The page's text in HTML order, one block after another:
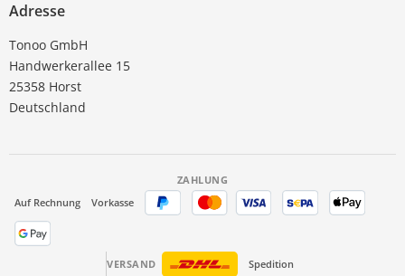
Adresse
Tonoo GmbH
Handwerkerallee 15
25358 Horst
Deutschland
ZAHLUNG
Auf Rechnung
Vorkasse
VERSAND Spedition